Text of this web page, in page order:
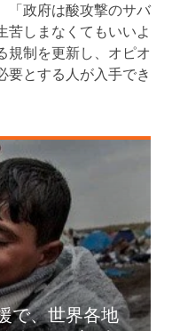
「政府は酸攻撃のサバ
苦しまなくてもいいよ
規制を更新し、オピオ
要とする人が入手でき
で、世界各地